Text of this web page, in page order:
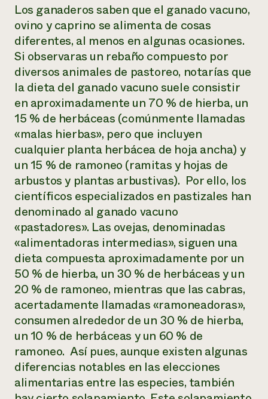
Los ganaderos saben que el ganado vacuno,
ovino y caprino se alimenta de cosas
diferentes, al menos en algunas ocasiones.
Si observaras un rebaño compuesto por
diversos animales de pastoreo, notarías que
la dieta del ganado vacuno suele consistir
en aproximadamente un 70 % de hierba, un
15 % de herbáceas (comúnmente llamadas
«malas hierbas», pero que incluyen
cualquier planta herbácea de hoja ancha) y
un 15 % de ramoneo (ramitas y hojas de
arbustos y plantas arbustivas). Por ello, los
científicos especializados en pastizales han
denominado al ganado vacuno
«pastadores». Las ovejas, denominadas
«alimentadoras intermedias», siguen una
dieta compuesta aproximadamente por un
50 % de hierba, un 30 % de herbáceas y un
20 % de ramoneo, mientras que las cabras,
acertadamente llamadas «ramoneadoras»,
consumen alrededor de un 30 % de hierba,
un 10 % de herbáceas y un 60 % de
ramoneo. Así pues, aunque existen algunas
diferencias notables en las elecciones
alimentarias entre las especies, también